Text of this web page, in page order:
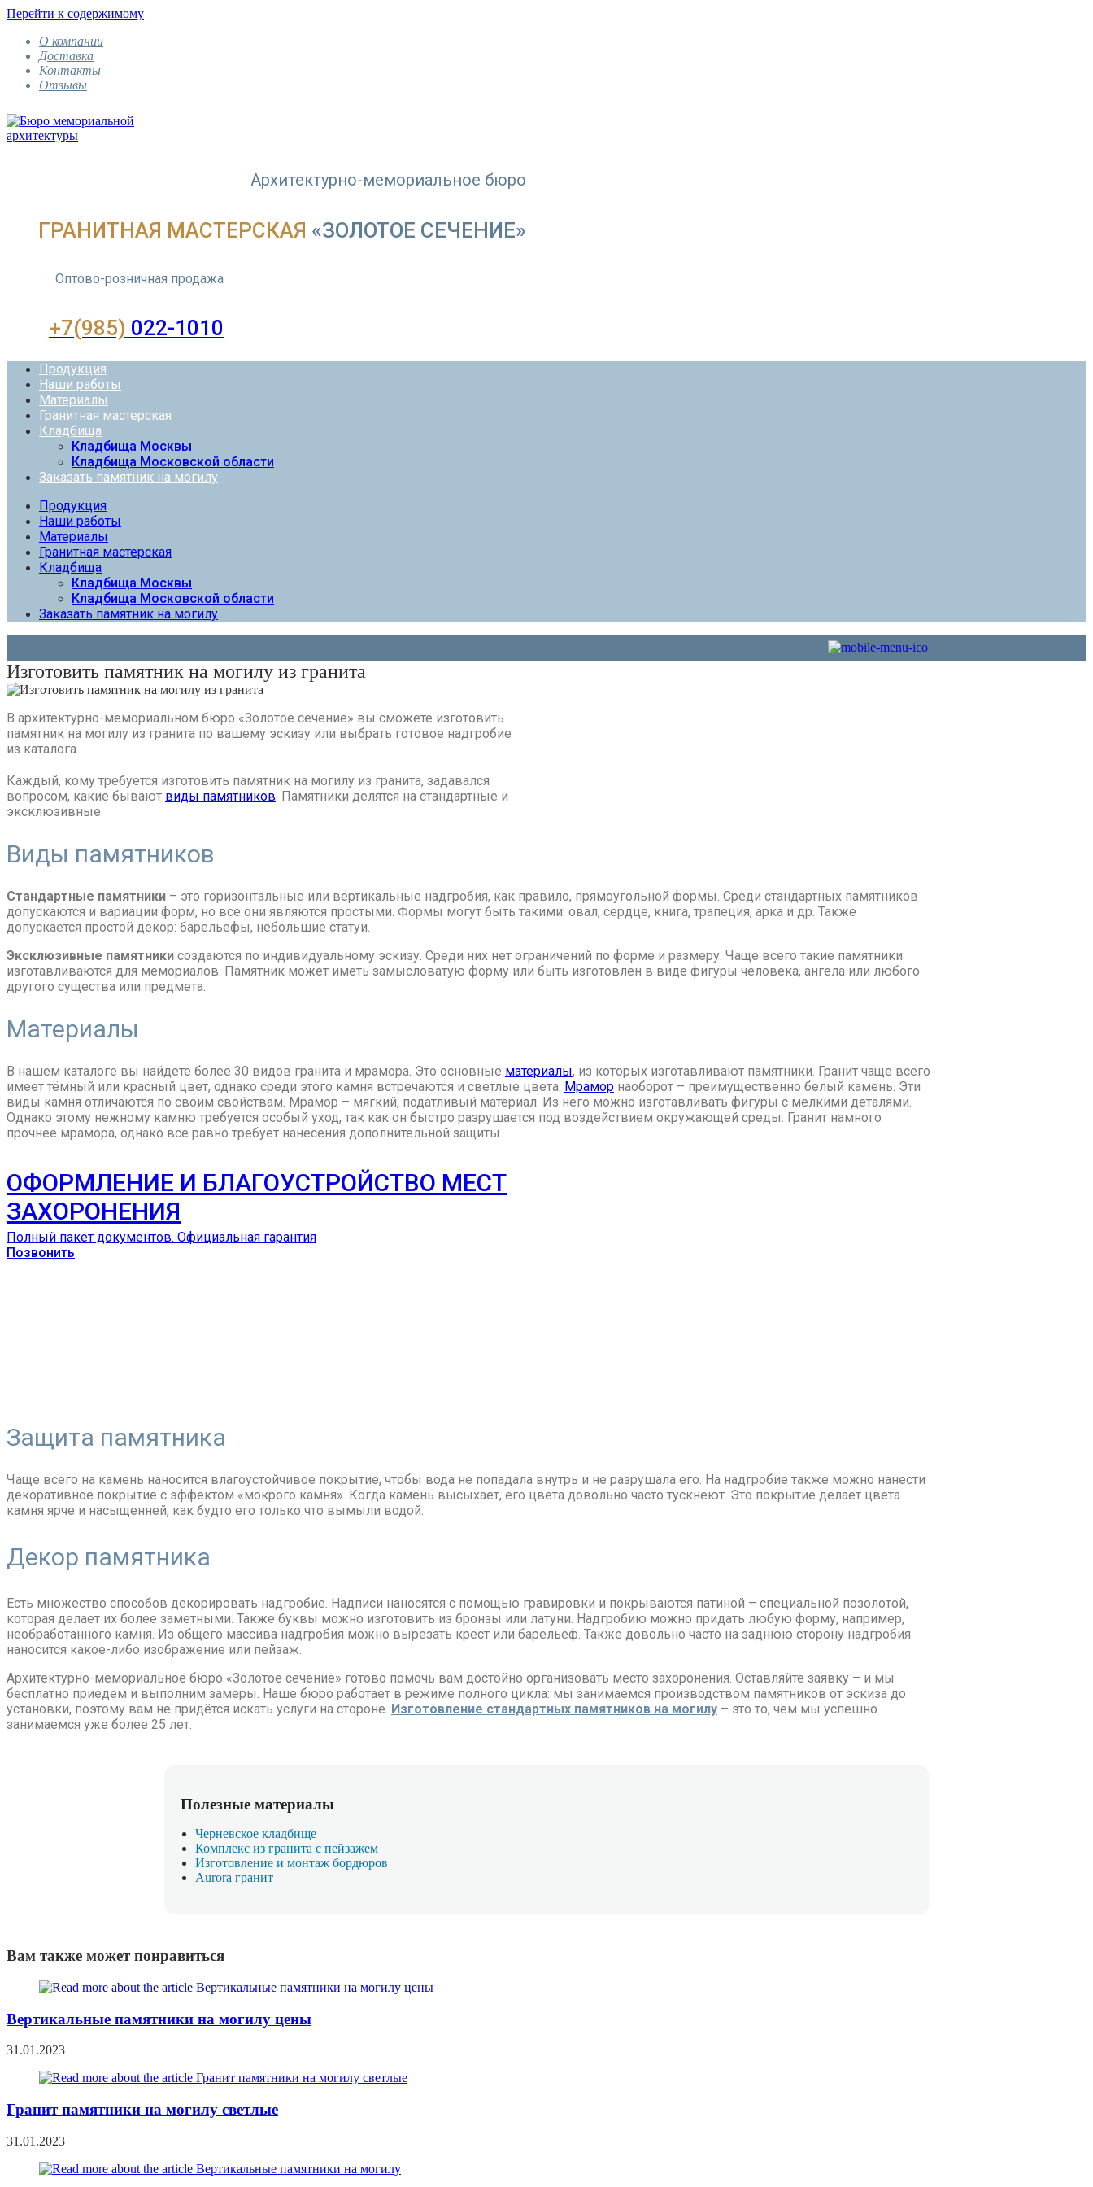
Перейти к содержимому
О компании
Доставка
Контакты
Отзывы
Архитектурно-мемориальное бюро
ГРАНИТНАЯ МАСТЕРСКАЯ «ЗОЛОТОЕ СЕЧЕНИЕ»
Оптово-розничная продажа
+7(985) 022-1010
Продукция
Наши работы
Материалы
Гранитная мастерская
Кладбища
Кладбища Москвы
Кладбища Московской области
Заказать памятник на могилу
Продукция
Наши работы
Материалы
Гранитная мастерская
Кладбища
Кладбища Москвы
Кладбища Московской области
Заказать памятник на могилу
Изготовить памятник на могилу из гранита
В архитектурно-мемориальном бюро «Золотое сечение» вы сможете изготовить
памятник на могилу из гранита по вашему эскизу или выбрать готовое надгробие
из каталога.
Каждый, кому требуется изготовить памятник на могилу из гранита, задавался
вопросом, какие бывают виды памятников. Памятники делятся на стандартные и
эксклюзивные.
Виды памятников
Стандартные памятники – это горизонтальные или вертикальные надгробия, как правило, прямоугольной формы. Среди стандартных памятников
допускаются и вариации форм, но все они являются простыми. Формы могут быть такими: овал, сердце, книга, трапеция, арка и др. Также
допускается простой декор: барельефы, небольшие статуи.
Эксклюзивные памятники создаются по индивидуальному эскизу. Среди них нет ограничений по форме и размеру. Чаще всего такие памятники
изготавливаются для мемориалов. Памятник может иметь замысловатую форму или быть изготовлен в виде фигуры человека, ангела или любого
другого существа или предмета.
Материалы
В нашем каталоге вы найдете более 30 видов гранита и мрамора. Это основные материалы, из которых изготавливают памятники. Гранит чаще всего
имеет тёмный или красный цвет, однако среди этого камня встречаются и светлые цвета. Мрамор наоборот – преимущественно белый камень. Эти
виды камня отличаются по своим свойствам. Мрамор – мягкий, податливый материал. Из него можно изготавливать фигуры с мелкими деталями.
Однако этому нежному камню требуется особый уход, так как он быстро разрушается под воздействием окружающей среды. Гранит намного
прочнее мрамора, однако все равно требует нанесения дополнительной защиты.
ОФОРМЛЕНИЕ И БЛАГОУСТРОЙСТВО МЕСТ
ЗАХОРОНЕНИЯ
Полный пакет документов. Официальная гарантия
Позвонить
Защита памятника
Чаще всего на камень наносится влагоустойчивое покрытие, чтобы вода не попадала внутрь и не разрушала его. На надгробие также можно нанести
декоративное покрытие с эффектом «мокрого камня». Когда камень высыхает, его цвета довольно часто тускнеют. Это покрытие делает цвета
камня ярче и насыщенней, как будто его только что вымыли водой.
Декор памятника
Есть множество способов декорировать надгробие. Надписи наносятся с помощью гравировки и покрываются патиной – специальной позолотой,
которая делает их более заметными. Также буквы можно изготовить из бронзы или латуни. Надгробию можно придать любую форму, например,
необработанного камня. Из общего массива надгробия можно вырезать крест или барельеф. Также довольно часто на заднюю сторону надгробия
наносится какое-либо изображение или пейзаж.
Архитектурно-мемориальное бюро «Золотое сечение» готово помочь вам достойно организовать место захоронения. Оставляйте заявку – и мы
бесплатно приедем и выполним замеры. Наше бюро работает в режиме полного цикла: мы занимаемся производством памятников от эскиза до
установки, поэтому вам не придётся искать услуги на стороне. Изготовление стандартных памятников на могилу – это то, чем мы успешно
занимаемся уже более 25 лет.
Полезные материалы
Черневское кладбище
Комплекс из гранита с пейзажем
Изготовление и монтаж бордюров
Aurora гранит
Вам также может понравиться
Вертикальные памятники на могилу цены
31.01.2023
Гранит памятники на могилу светлые
31.01.2023